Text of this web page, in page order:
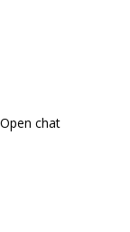
Open chat